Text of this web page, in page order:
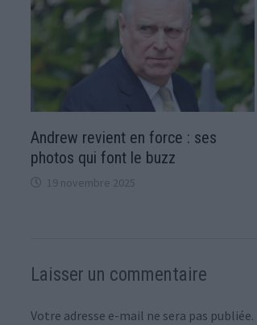
Andrew revient en force : ses
photos qui font le buzz
19 novembre 2025
Laisser un commentaire
Votre adresse e-mail ne sera pas publiée.